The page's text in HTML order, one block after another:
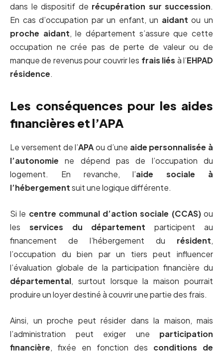
dans le dispositif de récupération sur succession.
En cas d’occupation par un enfant, un aidant ou un
proche aidant, le département s’assure que cette
occupation ne crée pas de perte de valeur ou de
manque de revenus pour couvrir les frais liés à l’EHPAD
résidence.
Les conséquences pour les aides
financières et l’APA
Le versement de l’APAou d’une aide personnalisée à
l’autonomie ne dépend pas de l’occupation du
logement. En revanche, l’aide sociale à
l’hébergementsuit une logique différente.
Si le centre communal d’action sociale (CCAS)ou
les services du département participent au
financement de l’hébergement du résident,
l’occupation du bien par un tiers peut influencer
l’évaluation globale de la participation financière du
départemental, surtout lorsque la maison pourrait
produire un loyer destiné à couvrir une partie des frais.
Ainsi, un proche peut résider dans la maison, mais
l’administration peut exiger une participation
financière, fixée en fonction des conditions de